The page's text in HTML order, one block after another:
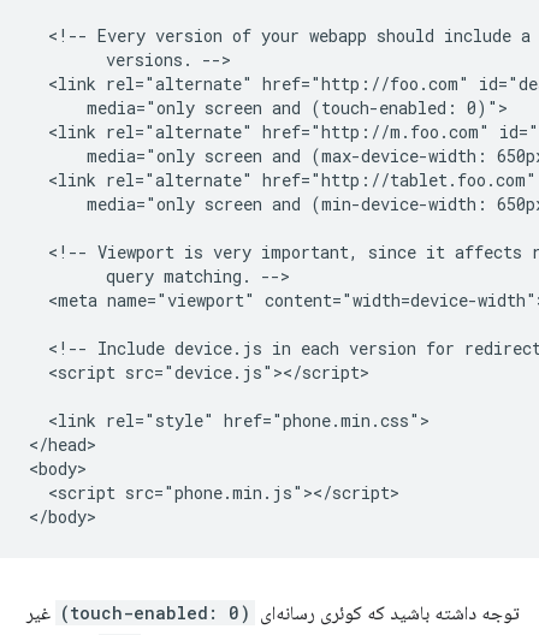
<!-- Every version of your webapp should include a
        versions. -->
<link rel="alternate" href="http://foo.com"
      media="only screen and (touch-enabled: 0)">
<link rel="alternate" href="http://m.foo.com"
media="only screen and (max-device-width:
<link rel="alternate" href="http://
media="only screen and (min-device-width:
<!-- Viewport is very important, since it affects
        query matching. -->
<meta name="viewport" content="width=device-
<!-- Include device.js in each version for
  <script src="device.js"></script>
  <link rel="style" href="phone.min.css">
</head>
<body>
  <script src="phone.min.js"></script>
توجه داشته باشید که کوئری رسانه‌ای (touch-enabled: 0)
غیر